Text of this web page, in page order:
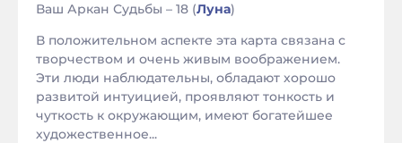
Ваш Аркан Судьбы – 18 (Луна)
В положительном аспекте эта карта связана с
творчеством и очень живым воображением.
Эти люди наблюдательны, обладают хорошо
развитой интуицией, проявляют тонкость и
чуткость к окружающим, имеют богатейшее
художественное...